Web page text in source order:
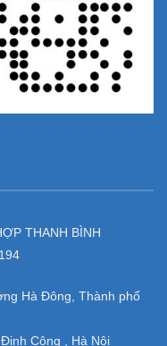
THANH BÌNH
Hà Đông, Thành phố
Công , Hà Nội